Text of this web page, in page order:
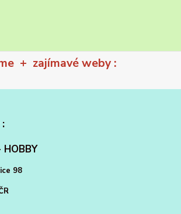
+ zajímavé weby :
HOBBY
98